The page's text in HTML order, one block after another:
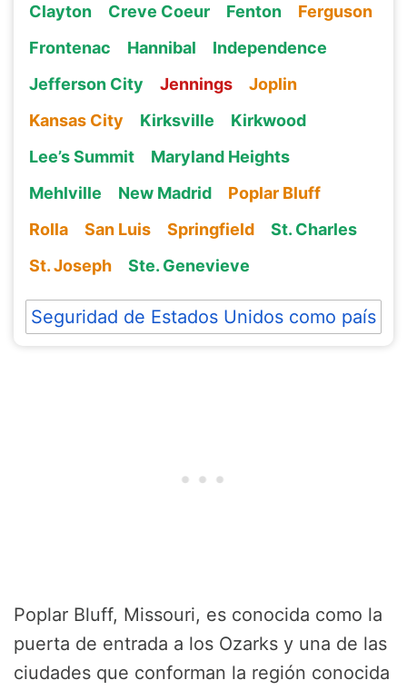
Clayton
Creve Coeur Fenton
Ferguson
Frontenac
Hannibal
Independence
Jefferson City
Jennings
Joplin
Kansas City
Kirksville
Kirkwood
Lee’s Summit
Maryland Heights
Mehlville
New Madrid
Poplar Bluff
Rolla
San Luis Springfield
St. Charles
St. Joseph
Ste. Genevieve
Seguridad de Estados Unidos como país
Poplar Bluff, Missouri, es conocida como la
puerta de entrada a los Ozarks y una de las
ciudades que conforman la región conocida